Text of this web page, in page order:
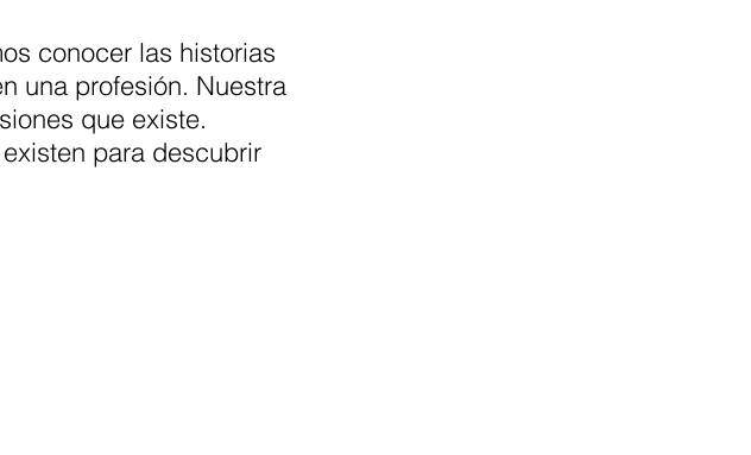
conocer las historias
una profesión. Nuestra
que existe.
para descubrir